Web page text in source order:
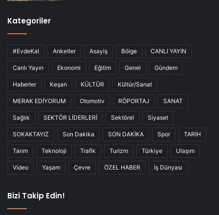
Kategoriler
#EvdeKal Anketler Asayiş Bölge CANLI YAYIN
Canlı Yayın Ekonomi Eğitim Genel Gündem
Haberler Keşan KÜLTÜR Kültür/Sanat
MERAK EDİYORUM Otomotiv RÖPORTAJ SANAT
Sağlık SEKTÖR LİDERLERİ Sektörel Siyaset
SOKAKTAYIZ Son Dakika SON DAKİKA Spor TARİH
Tarım Teknoloji Trafik Turizm Türkiye Ulaşım
Video Yaşam Çevre ÖZEL HABER İş Dünyası
Bizi Takip Edin!